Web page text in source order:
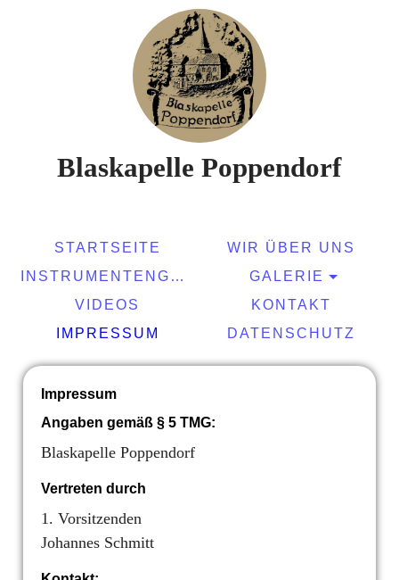
Blaskapelle Poppendorf
STARTSEITE
WIR ÜBER UNS
INSTRUMENTENGRUPPEN
GALERIE
VIDEOS
KONTAKT
IMPRESSUM
DATENSCHUTZ
Impressum
Angaben gemäß § 5 TMG:
Blaskapelle Poppendorf
Vertreten durch
1. Vorsitzenden
Johannes Schmitt